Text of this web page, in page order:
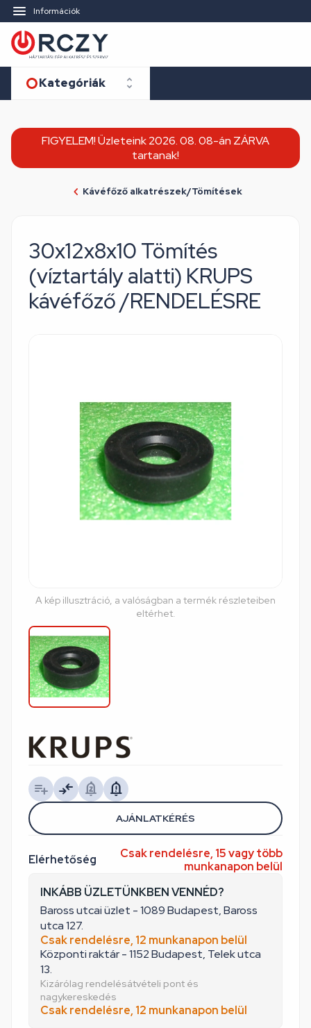
Információk
Kategóriák
FIGYELEM! Üzleteink 2026. 08. 08-án ZÁRVA
tartanak!
Kávéfőző alkatrészek/Tömítések
30x12x8x10 Tömítés
(víztartály alatti) KRUPS
kávéfőző /RENDELÉSRE
A kép illusztráció, a valóságban a termék részleteiben
eltérhet.
Elérhetőség
Csak rendelésre, 15 vagy több
munkanapon belül
INKÁBB ÜZLETÜNKBEN VENNÉD?
Baross utcai üzlet - 1089 Budapest, Baross
utca 127.
Csak rendelésre, 12 munkanapon belül
Központi raktár - 1152 Budapest, Telek utca
13.
Kizárólag rendelésátvételi pont és
nagykereskedés
Csak rendelésre, 12 munkanapon belül
AJÁNLATKÉRÉS